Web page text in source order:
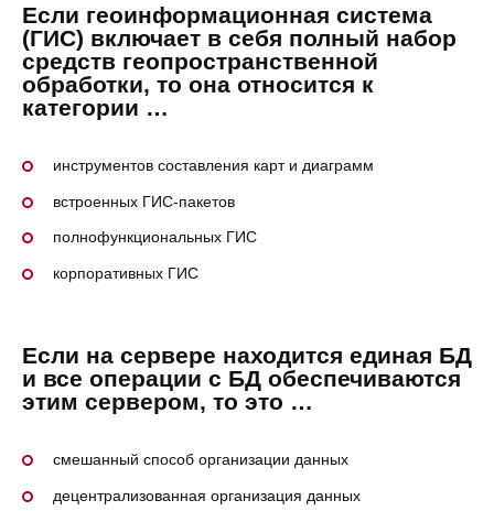
Если геоинформационная система
(ГИС) включает в себя полный набор
средств геопространственной
обработки, то она относится к
категории …
инструментов составления карт и диаграмм
встроенных ГИС-пакетов
полнофункциональных ГИС
корпоративных ГИС
Если на сервере находится единая БД
и все операции с БД обеспечиваются
этим сервером, то это …
смешанный способ организации данных
децентрализованная организация данных